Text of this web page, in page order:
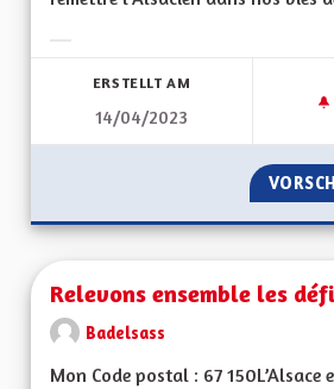
ERSTELLT AM
14/04/2023
Relevons ensemble les
Badelsass
Mon Code postal : 67 150L’Alsace